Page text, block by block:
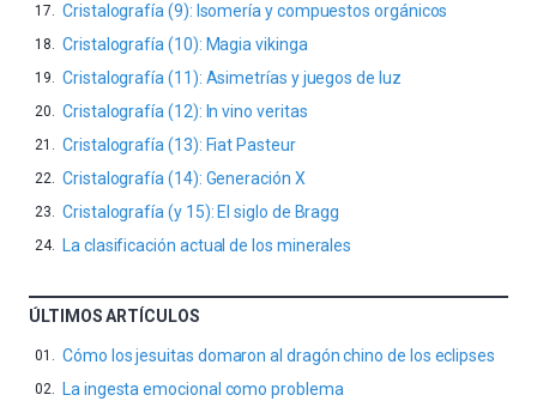
Cristalografía (9): Isomería y compuestos orgánicos
Cristalografía (10): Magia vikinga
Cristalografía (11): Asimetrías y juegos de luz
Cristalografía (12): In vino veritas
Cristalografía (13): Fiat Pasteur
Cristalografía (14): Generación X
Cristalografía (y 15): El siglo de Bragg
La clasificación actual de los minerales
ÚLTIMOS ARTÍCULOS
Cómo los jesuitas domaron al dragón chino de los eclipses
La ingesta emocional como problema